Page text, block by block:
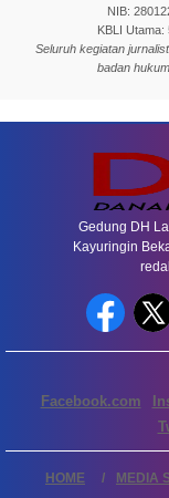
NIB:
KBLI Utama:
Seluruh kegiatan
badan
Gedung DH
Kayuringin
Facebook.com
HOME MEDIA